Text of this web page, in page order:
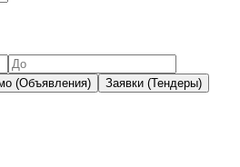
(Объявления)
Заявки (Тендеры)